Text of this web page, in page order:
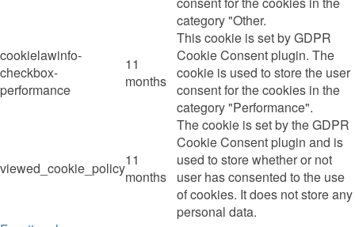
category "Other.
cookielawinfo-
checkbox-
performance
11
months
This cookie is set by GDPR
Cookie Consent plugin. The
cookie is used to store the user
consent for the cookies in the
category "Performance".
viewed_cookie_policy11
months
The cookie is set by the GDPR
Cookie Consent plugin and is
used to store whether or not
user has consented to the use
of cookies. It does not store any
personal data.